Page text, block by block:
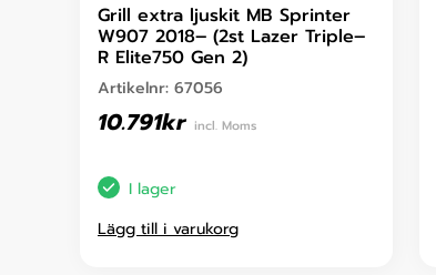
Grill extra ljuskit MB Sprinter
W907 2018– (2st Lazer Triple–
R Elite750 Gen 2)
Artikelnr: 67056
10.791kr incl. Moms
I lager
Lägg till i varukorg